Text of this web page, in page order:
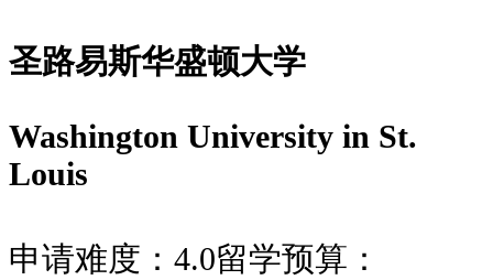
圣路易斯华盛顿大学
Washington University in St.
Louis
申请难度： 4.0留学预算：